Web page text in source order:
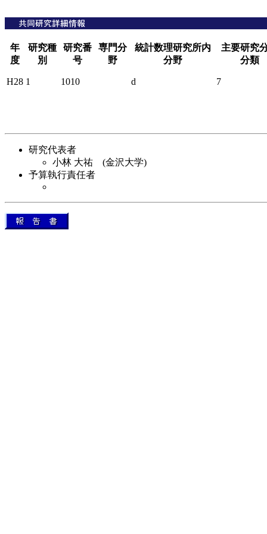
年
度
研究種
別
研究番
号
専門分
野
統計数理研究所内
分野
主要研究
分類
H28 1 1010 d 7
研究代表者
小林 大祐 (金沢大学)
予算執行責任者